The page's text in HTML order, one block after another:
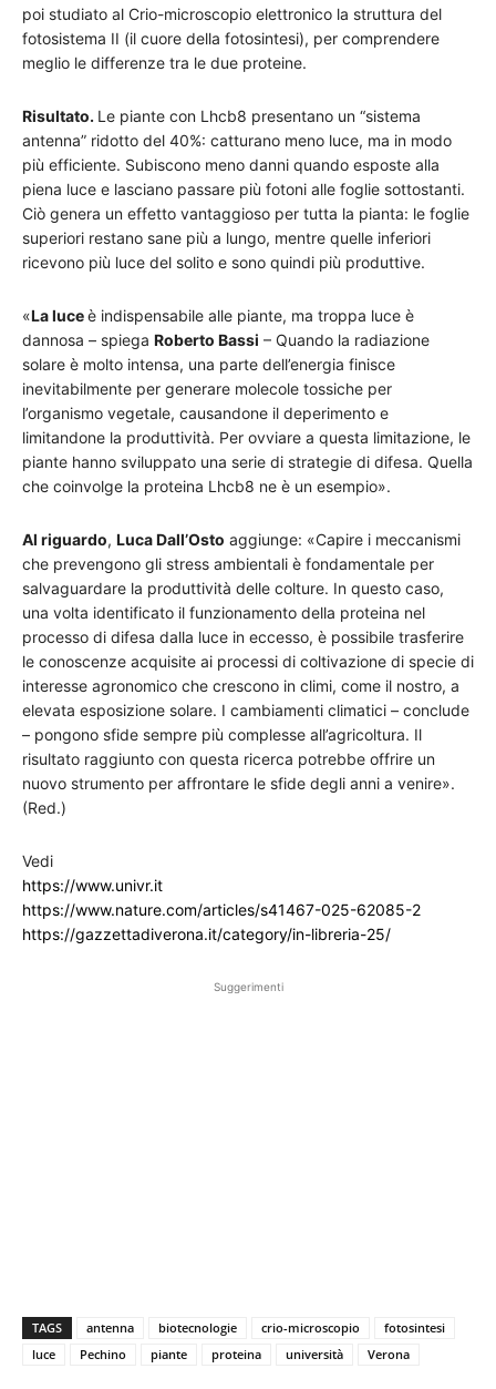
poi studiato al Crio-microscopio elettronico la struttura del
fotosistema II (il cuore della fotosintesi), per comprendere
meglio le differenze tra le due proteine.
Risultato. Le piante con Lhcb8 presentano un “sistema
antenna” ridotto del 40%: catturano meno luce, ma in modo
più efficiente. Subiscono meno danni quando esposte alla
piena luce e lasciano passare più fotoni alle foglie sottostanti.
Ciò genera un effetto vantaggioso per tutta la pianta: le foglie
superiori restano sane più a lungo, mentre quelle inferiori
ricevono più luce del solito e sono quindi più produttive.
«La luceè indispensabile alle piante, ma troppa luce è
dannosa – spiega Roberto Bassi – Quando la radiazione
solare è molto intensa, una parte dell’energia finisce
inevitabilmente per generare molecole tossiche per
l’organismo vegetale, causandone il deperimento e
limitandone la produttività. Per ovviare a questa limitazione, le
piante hanno sviluppato una serie di strategie di difesa. Quella
che coinvolge la proteina Lhcb8 ne è un esempio».
Al riguardo, Luca Dall’Osto aggiunge: «Capire i meccanismi
che prevengono gli stress ambientali è fondamentale per
salvaguardare la produttività delle colture. In questo caso,
una volta identificato il funzionamento della proteina nel
processo di difesa dalla luce in eccesso, è possibile trasferire
le conoscenze acquisite ai processi di coltivazione di specie di
interesse agronomico che crescono in climi, come il nostro, a
elevata esposizione solare. I cambiamenti climatici – conclude
– pongono sfide sempre più complesse all’agricoltura. Il
risultato raggiunto con questa ricerca potrebbe offrire un
nuovo strumento per affrontare le sfide degli anni a venire».
(Red.)
Vedi
https://www.univr.it
https://www.nature.com/articles/s41467-025-62085-2
https://gazzettadiverona.it/category/in-libreria-25/
Suggerimenti
TAGS antenna biotecnologie crio-microscopio
fotosintesi
luce
Pechino piante proteina università Verona